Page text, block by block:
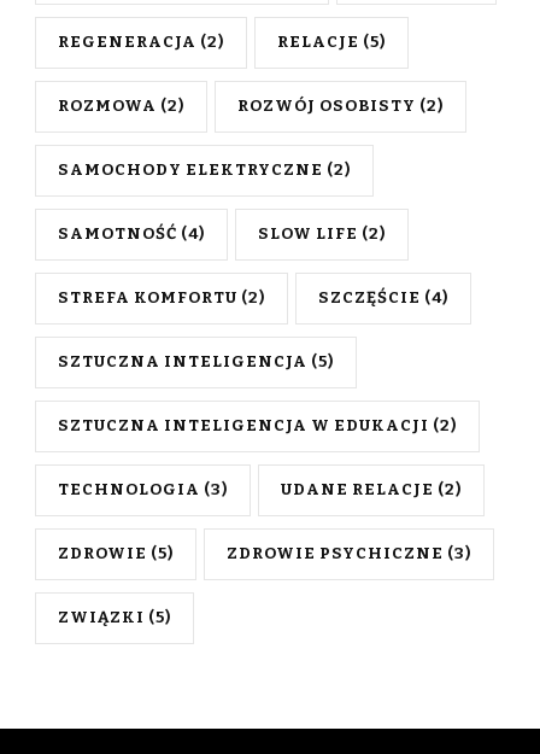
REGENERACJA (2) RELACJE (5)
ROZMOWA (2) ROZWÓJ OSOBISTY (2)
SAMOCHODY ELEKTRYCZNE (2)
SAMOTNOŚĆ (4) SLOW LIFE (2)
STREFA KOMFORTU (2) SZCZĘŚCIE (4)
SZTUCZNA INTELIGENCJA (5)
SZTUCZNA INTELIGENCJA W EDUKACJI (2)
TECHNOLOGIA (3) UDANE RELACJE (2)
ZDROWIE (5) ZDROWIE PSYCHICZNE (3)
ZWIĄZKI (5)